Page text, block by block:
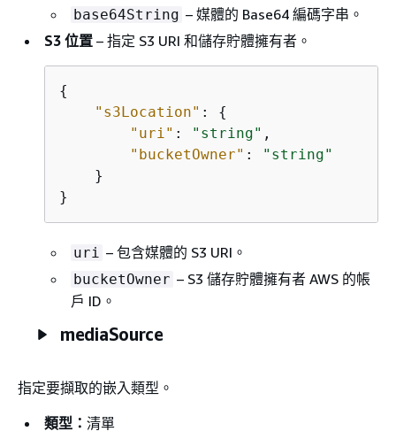
base64String – 媒體的 Base64 編碼字串。
S3 位置 – 指定 S3 URI 和儲存貯體擁有者。
{
"s3Location" : {
"uri" : "string" ,
"bucketOwner" :
"string"
    }
}
uri – 包含媒體的 S3 URI。
bucketOwner – S3 儲存貯體擁有者 AWS 的帳
戶 ID。
mediaSource
指定要擷取的嵌入類型。
類型： 清單